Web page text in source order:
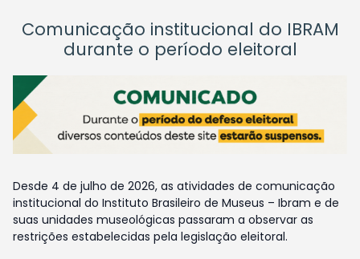
Comunicação institucional do IBRAM
durante o período eleitoral
Desde 4 de julho de 2026, as atividades de comunicação
institucional do Instituto Brasileiro de Museus – Ibram e de
suas unidades museológicas passaram a observar as
restrições estabelecidas pela legislação eleitoral.